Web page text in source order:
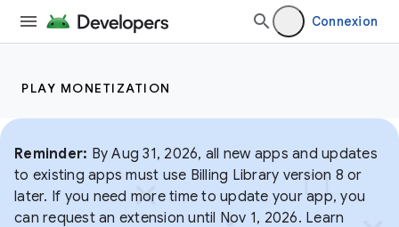
Connexion
PLAY MONETIZATION
Reminder: By Aug 31, 2026, all new apps and updates
to existing apps must use Billing Library version 8 or
later. If you need more time to update your app, you
can request an extension until Nov 1, 2026. Learn